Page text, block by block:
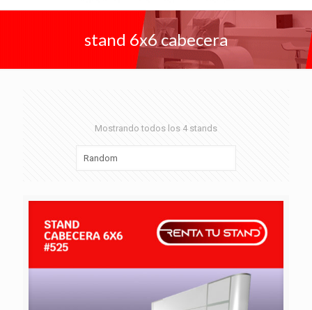
stand 6x6 cabecera
Mostrando todos los 4 stands